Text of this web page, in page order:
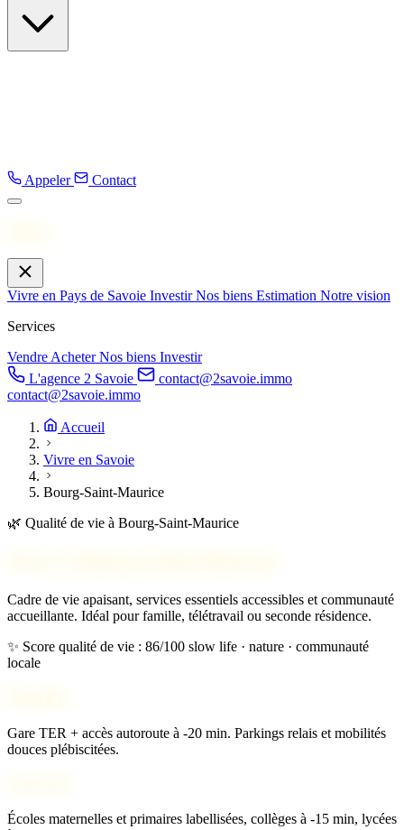
Appeler Contact
Vivre en Pays de Savoie InvestirNos biens Estimation Notre vision
Services
VendreAcheterNos biens Investir
L'agence 2 Savoie
contact@2savoie.immo
contact@2savoie.immo
Accueil
Vivre en Savoie
Bourg-Saint-Maurice
🌿 Qualité de vie à Bourg-Saint-Maurice
Cadre de vie apaisant, services essentiels accessibles et communauté
accueillante. Idéal pour famille, télétravail ou seconde résidence.
✨ Score qualité de vie : 86/100 slow life · nature · communauté
locale
Gare TER + accès autoroute à -20 min. Parkings relais et mobilités
douces plébiscitées.
Écoles maternelles et primaires labellisées, collèges à -15 min, lycées